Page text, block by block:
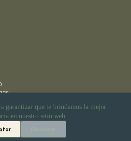
garantizar que te brindamos la mejor
en nuestro sitio web.